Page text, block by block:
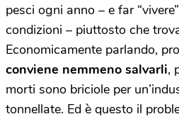
pesci ogni anno – e far
condizioni – piuttosto che
Economicamente parlando,
conviene nemmeno salvarli,
morti sono briciole per
tonnellate. Ed è questo il